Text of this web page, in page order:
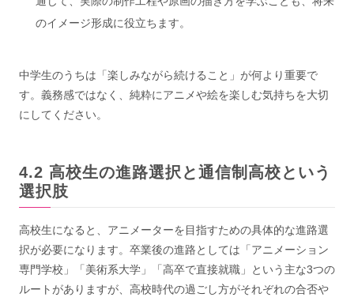
のイメージ形成に役立ちます。
中学生のうちは「楽しみながら続けること」が何より重要で
す。義務感ではなく、純粋にアニメや絵を楽しむ気持ちを大切
にしてください。
高校生の進路選択と通信制高校という
選択肢
高校生になると、アニメーターを目指すための具体的な進路選
択が必要になります。卒業後の進路としては「アニメーション
専門学校」「美術系大学」「高卒で直接就職」という主な3つの
ルートがありますが、高校時代の過ごし方がそれぞれの合否や